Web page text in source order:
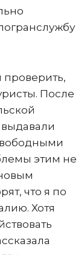
После
этим не
что я по
Хотя